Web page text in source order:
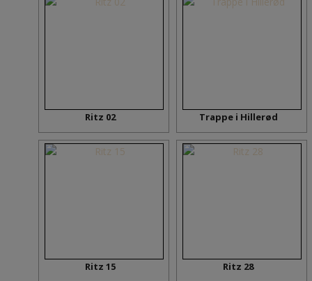
Ritz 02 Trappe i Hillerød
Ritz 15 Ritz 28